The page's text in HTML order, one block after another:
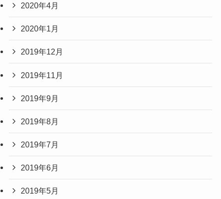
2020年4月
2020年1月
2019年12月
2019年11月
2019年9月
2019年8月
2019年7月
2019年6月
2019年5月